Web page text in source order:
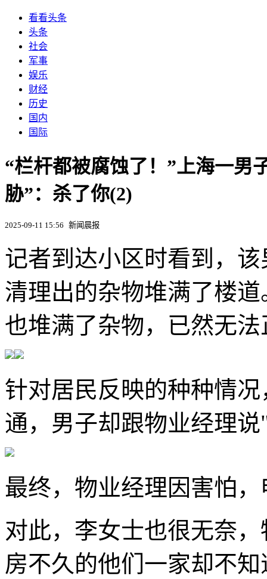
看看头条
头条
社会
军事
娱乐
财经
历史
国内
国际
“栏杆都被腐蚀了！”上海一男
胁”：杀了你(2)
2025-09-11 15:56 新闻晨报
记者到达小区时看到，
清理出的杂物堆满了楼
也堆满了杂物，已然无
针对居民反映的种种情
通，男子却跟物业经理
最终，物业经理因害怕
对此，李女士也很无奈
房不久的他们一家却不